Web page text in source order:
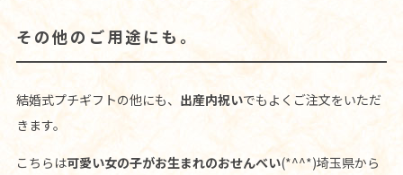
その他のご用途にも。
結婚式プチギフトの他にも、 出産内祝いでもよくご注文をいただ
きます。
こちらは可愛い女の子がお生まれのおせんべい(*^^*)埼玉県から